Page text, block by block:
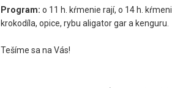
Program: o 11 h. kŕmenie rají, o 14 h.
krokodíla, opice, rybu aligator gar a kenguru.
Tešíme sa na Vás!